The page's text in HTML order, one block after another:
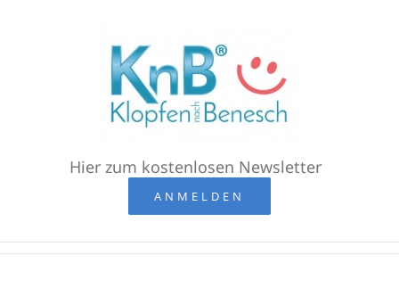
Hier zum kostenlosen Newsletter
ANMELDEN